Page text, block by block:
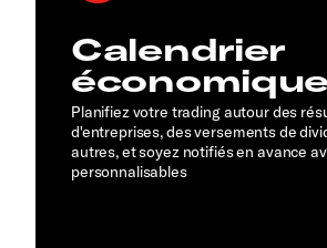
Calendrier
économique
Planifiez votre trading autour des
d'entreprises, des versements de
autres, et soyez notifiés en avance
personnalisables